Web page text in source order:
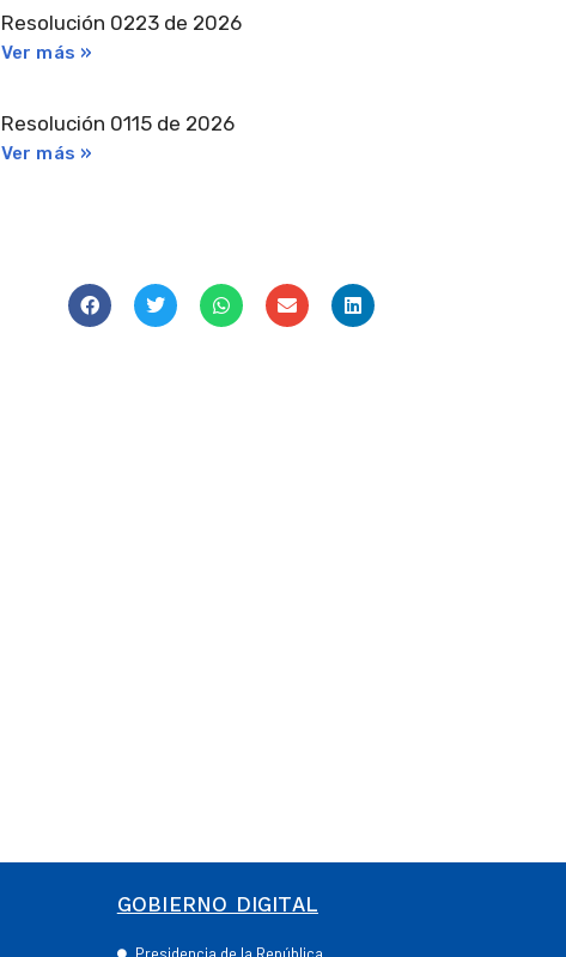
Resolución 0223 de 2026
Ver más »
Resolución 0115 de 2026
Ver más »
GOBIERNO DIGITAL